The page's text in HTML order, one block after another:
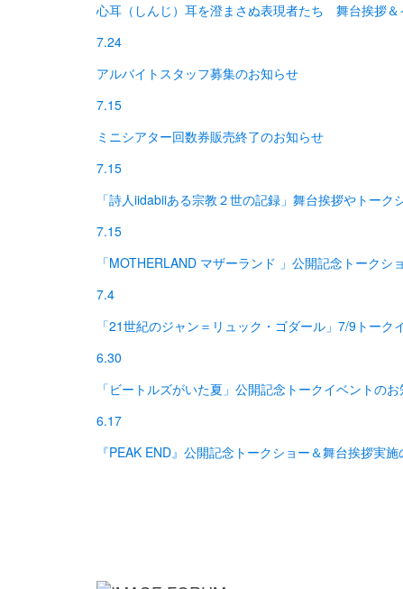
心耳（しんじ）耳を澄まさぬ表現者たち 舞台挨拶＆
7.24
アルバイトスタッフ募集のお知らせ
7.15
ミニシアター回数券販売終了のお知らせ
7.15
「詩人iidabiiある宗教２世の記録」舞台挨拶やトーク
7.15
「MOTHERLAND マザーランド 」公開記念トーク
7.4
「21世紀のジャン＝リュック・ゴダール」7/9トーク
6.30
「ビートルズがいた夏」公開記念トークイベントの
6.17
『PEAK END』公開記念トークショー＆舞台挨拶実